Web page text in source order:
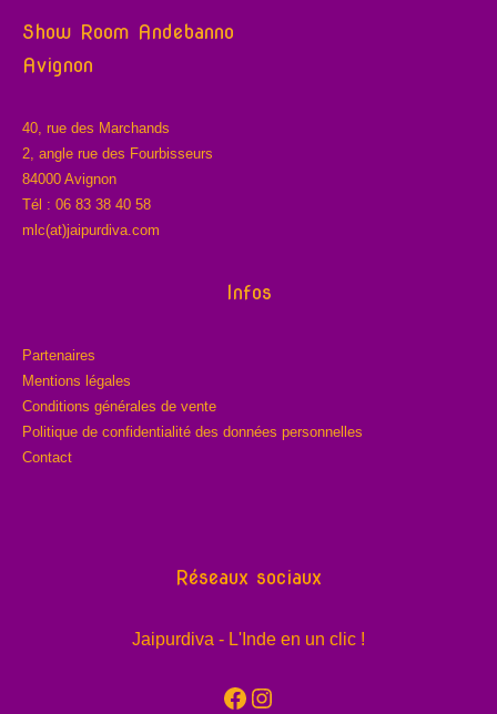
Show Room Andebanno
Avignon
40, rue des Marchands
2, angle rue des Fourbisseurs
84000 Avignon
Tél : 06 83 38 40 58
mlc(at)jaipurdiva.com
Infos
Partenaires
Mentions légales
Conditions générales de vente
Politique de confidentialité des données personnelles
Contact
Réseaux sociaux
Jaipurdiva - L'Inde en un clic !
Facebook
Instagram